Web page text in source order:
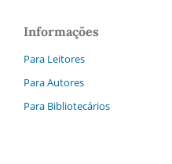
Informações
Para Leitores
Para Autores
Para Bibliotecários